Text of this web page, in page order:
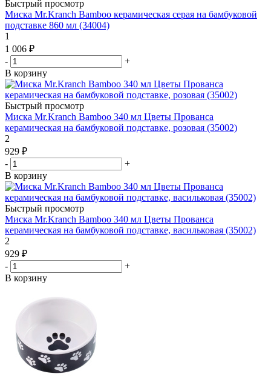
Быстрый просмотр
Миска Mr.Kranch Bamboo керамическая серая на бамбуковой
подставке 860 мл (34004)
1
1 006 ₽
-
+
В корзину
Быстрый просмотр
Миска Mr.Kranch Bamboo 340 мл Цветы Прованса
керамическая на бамбуковой подставке, розовая (35002)
2
929 ₽
-
+
В корзину
Быстрый просмотр
Миска Mr.Kranch Bamboo 340 мл Цветы Прованса
керамическая на бамбуковой подставке, васильковая (35002)
2
929 ₽
-
+
В корзину